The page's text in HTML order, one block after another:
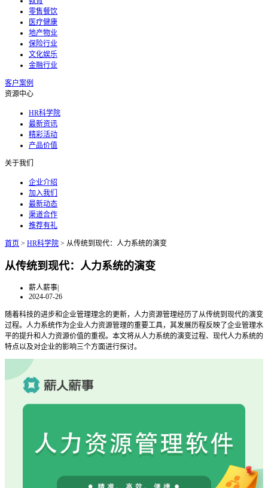
零售餐饮
医疗健康
地产物业
保险行业
文化娱乐
金融行业
客户案例
资源中心
HR科学院
最新资讯
精彩活动
产品价值
关于我们
企业介绍
加入我们
最新动态
渠道合作
推荐有礼
首页 > HR科学院 > 从传统到现代：人力系统的演变
从传统到现代：人力系统的演变
薪人薪事|
2024-07-26
随着科技的进步和企业管理理念的更新，人力资源管理经历了从传统到现代的演变
过程。人力系统作为企业人力资源管理的重要工具，其发展历程反映了企业管理水
平的提升和人力资源价值的重视。本文将从人力系统的演变过程、现代人力系统的
特点以及对企业的影响三个方面进行探讨。